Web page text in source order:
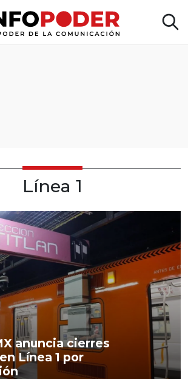
Línea 1
anuncia cierres
Línea 1 por